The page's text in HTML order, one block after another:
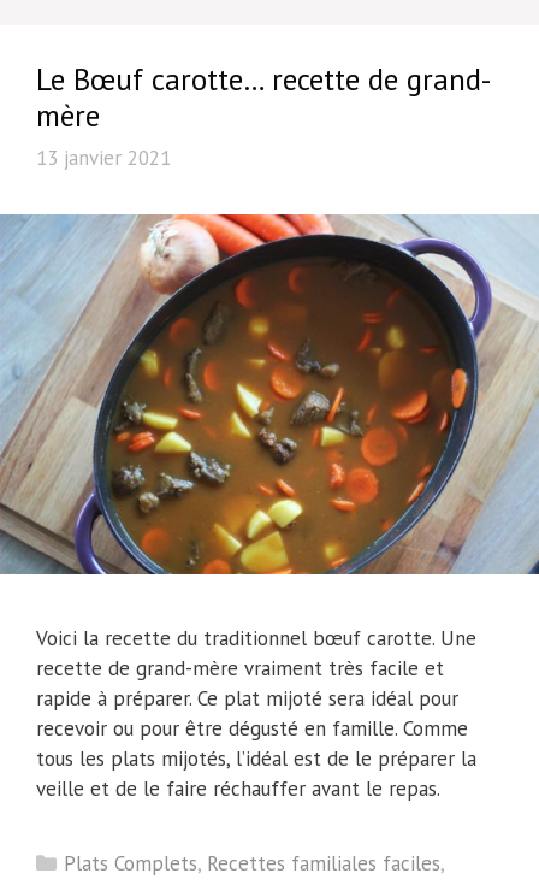
Le Bœuf carotte… recette de grand-
mère
13 janvier 2021
Voici la recette du traditionnel bœuf carotte. Une
recette de grand-mère vraiment très facile et
rapide à préparer. Ce plat mijoté sera idéal pour
recevoir ou pour être dégusté en famille. Comme
tous les plats mijotés, l’idéal est de le préparer la
veille et de le faire réchauffer avant le repas.
Catégories
Plats Complets, Recettes familiales faciles,